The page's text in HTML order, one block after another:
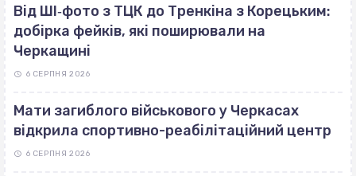
Від ШІ‐фото з ТЦК до Тренкіна з Корецьким:
добірка фейків, які поширювали на
Черкащині
6 СЕРПНЯ 2026
Мати загиблого військового у Черкасах
відкрила спортивно-реабілітаційний центр
6 СЕРПНЯ 2026